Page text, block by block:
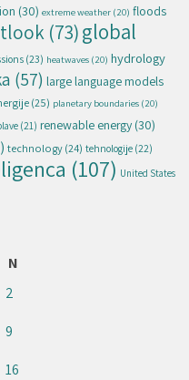
(30) extreme weather (20) floods
(73)global
(23) heatwaves (20) hydrology
(57) large language models
(25) planetary boundaries (20)
(21) renewable energy (30)
technology(24) tehnologije (22)
(107) United States
N
2
9
16